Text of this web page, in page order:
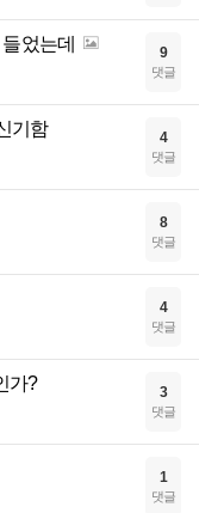
었는데 9
댓글
기함 4
댓글
8
댓글
4
댓글
가? 3
댓글
1
댓글